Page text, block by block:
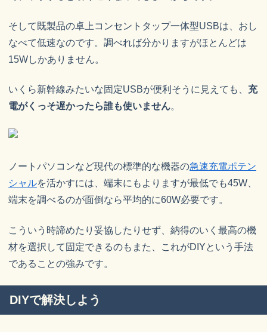
そして既製品の卓上コンセントタップ一体型USBは、おし
なべて低速なのです。調べれば分かりますがほとんどは
15Wしかありません。
いくら新幹線みたいな固定USBが便利そうに見えても、 充
電がくっそ遅かったら誰も使いません。
ノートパソコンなど現代の標準的な機器の急速充電ポテン
シャルを活かすには、端末にもよりますが最低でも45W、
端末を調べるのが面倒なら平均的に60W必要です。
こういう時諦めたり妥協したりせず、納得のいく最高の機
材を選択して固定できるのもまた、これがDIYという手法
であることの強みです。
DIYで解決しよう